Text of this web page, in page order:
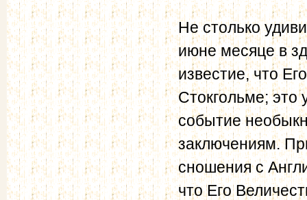
Не столько
июне месяце в
известие, что
Стокгольме;
событие
заключениям.
сношения с
что Его